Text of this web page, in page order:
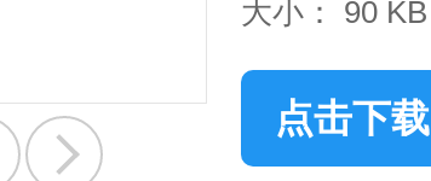
大小：
90 KB
点击下载